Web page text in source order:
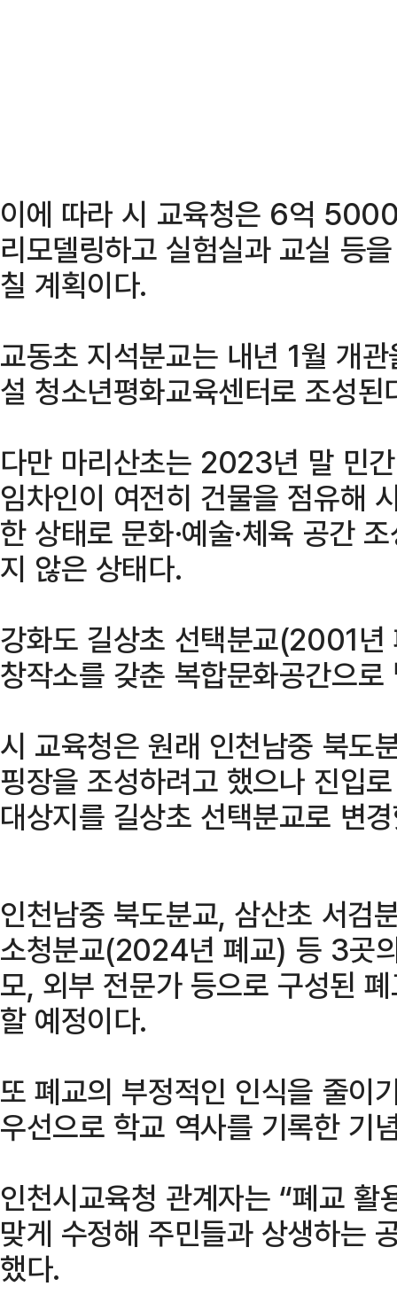
이에 따라 시 교육청은 6억
리모델링하고 실험실과 교실 등
칠 계획이다.
교동초 지석분교는 내년 1월 개
설 청소년평화교육센터로 조성된
다만 마리산초는 2023년 말 민
임차인이 여전히 건물을 점유해
한 상태로 문화·예술·체육 공간
지 않은 상태다.
강화도 길상초 선택분교(2001
창작소를 갖춘 복합문화공간으로
시 교육청은 원래 인천남중 북
핑장을 조성하려고 했으나 진입
대상지를 길상초 선택분교로 변
인천남중 북도분교, 삼산초 서
소청분교(2024년 폐교) 등 3곳
모, 외부 전문가 등으로 구성된
할 예정이다.
또 폐교의 부정적인 인식을 줄이
우선으로 학교 역사를 기록한 기
인천시교육청 관계자는 “폐교
맞게 수정해 주민들과 상생하는
했다.